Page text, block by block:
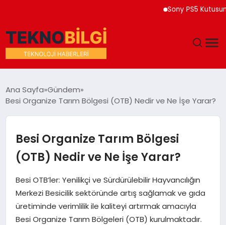
Sony PS5 Kutusuna
DÜNYA
EĞITIM
EKONOMI
MAGAZIN
SAĞLIK
Ana Sayfa Gündem
Besi Organize Tarım Bölgesi (OTB) Nedir ve Ne İşe Yarar?
Besi Organize Tarım Bölgesi
(OTB) Nedir ve Ne İşe Yarar?
Besi OTB’ler: Yenilikçi ve Sürdürülebilir Hayvancılığın
Merkezi Besicilik sektöründe artış sağlamak ve gıda
üretiminde verimlilik ile kaliteyi artırmak amacıyla
Besi Organize Tarım Bölgeleri (OTB) kurulmaktadır.